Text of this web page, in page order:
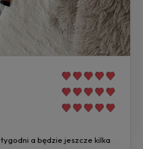
a będzie jeszcze kilka